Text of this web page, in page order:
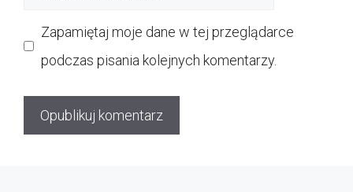
Zapamiętaj moje dane w tej przeglądarce
podczas pisania kolejnych komentarzy.